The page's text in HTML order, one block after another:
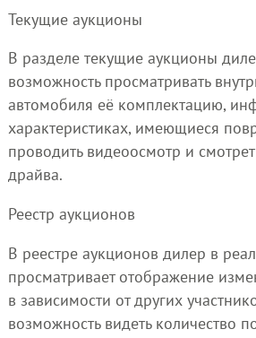
Текущие аукционы
В разделе текущие аукционы
возможность просматривать
автомобиля её комплектацию,
характеристиках, имеющиеся
проводить видеоосмотр и
драйва.
Реестр аукционов
В реестре аукционов дилер в
просматривает отображение
в зависимости от других
возможность видеть количество